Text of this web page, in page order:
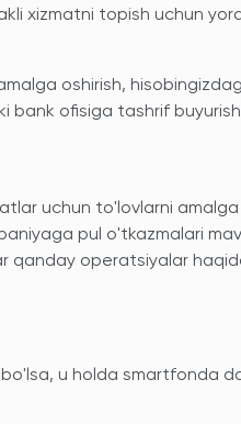
xizmatni topish uchun
oshirish,
bank ofisiga tashrif
uchun to'lovlarni
pul o'tkazmalari
qanday operatsiyalar
u holda smartfonda